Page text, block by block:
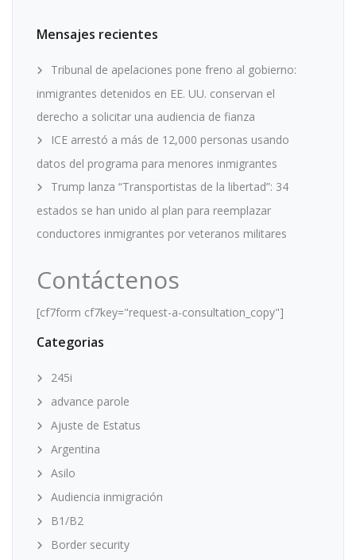
Mensajes recientes
Tribunal de apelaciones pone freno al gobierno:
inmigrantes detenidos en EE. UU. conservan el
derecho a solicitar una audiencia de fianza
ICE arrestó a más de 12,000 personas usando
datos del programa para menores inmigrantes
Trump lanza “Transportistas de la libertad”: 34
estados se han unido al plan para reemplazar
conductores inmigrantes por veteranos militares
Contáctenos
[cf7form cf7key="request-a-consultation_copy"]
Categorias
245i
advance parole
Ajuste de Estatus
Argentina
Asilo
Audiencia inmigración
B1/B2
Border security